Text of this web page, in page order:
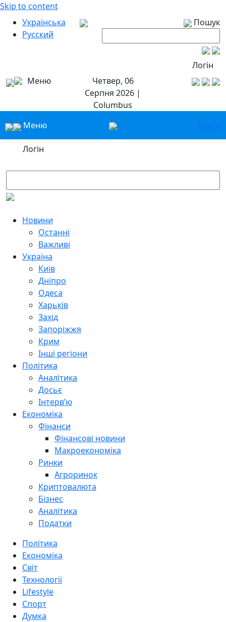
Skip to content
Українська
Русский
Пошук
Логін
Меню
Четвер, 06
Серпня 2026 |
Columbus
Меню
УкрРу
Логін
Новини
Останні
Важливі
Україна
Київ
Дніпро
Одеса
Харьків
Захід
Запоріжжя
Крим
Інші регіони
Політика
Аналітика
Досьє
Інтерв’ю
Економіка
Фінанси
Фінансові новини
Макроекономіка
Ринки
Агроринок
Криптовалюта
Бізнес
Аналітика
Податки
Політика
Економіка
Світ
Технології
Lifestyle
Спорт
Думка